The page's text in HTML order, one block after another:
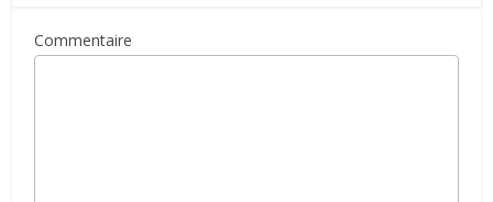
Commentaire